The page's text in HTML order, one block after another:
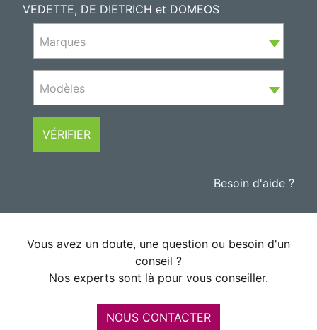
VEDETTE, DE DIETRICH et DOMEOS
Marques
Modèles
VÉRIFIER
Besoin d'aide ?
Vous avez un doute, une question ou besoin d'un
conseil ?
Nos experts sont là pour vous conseiller.
NOUS CONTACTER